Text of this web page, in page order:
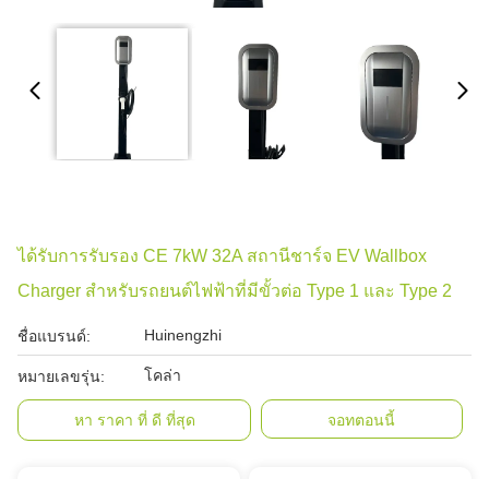
ได้รับการรับรอง CE 7kW 32A สถานีชาร์จ EV Wallbox
Charger สำหรับรถยนต์ไฟฟ้าที่มีขั้วต่อ Type 1 และ Type 2
ชื่อแบรนด์: Huinengzhi
หมายเลขรุ่น: โคล่า
หา ราคา ที่ ดี ที่สุด จอทตอนนี้